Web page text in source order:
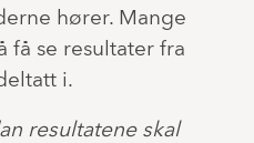
hører. Mange
få se resultater fra
i.
resultatene skal